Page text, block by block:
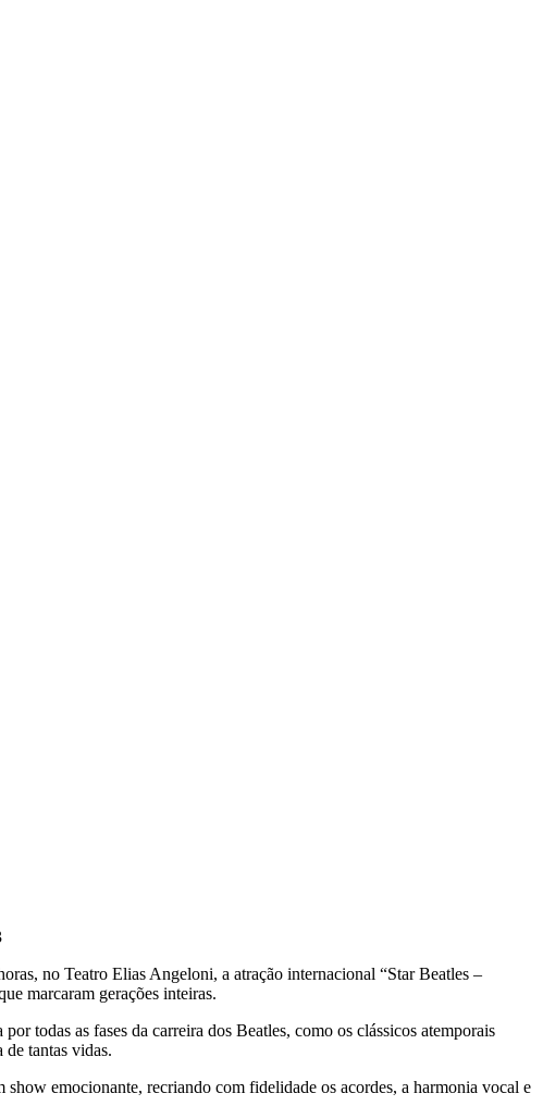
no Teatro Elias Angeloni, a atração internacional “Star Beatles –
marcaram gerações inteiras.
todas as fases da carreira dos Beatles, como os clássicos atemporais
de tantas vidas.
emocionante, recriando com fidelidade os acordes, a harmonia vocal e